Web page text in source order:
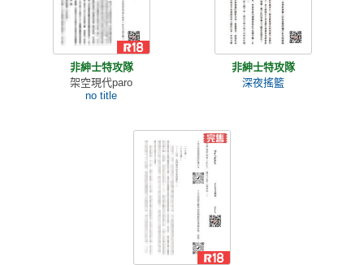
非紳士特攻隊
架空現代paro
no title
非紳士特攻隊
深夜搖籃